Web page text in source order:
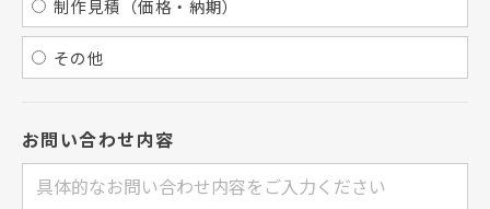
制作見積（価格・納期）
その他
お問い合わせ内容